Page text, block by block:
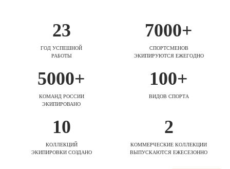
23
ГОД УСПЕШНОЙ
РАБОТЫ
7000+
СПОРТСМЕНОВ
ЭКИПИРУЮТСЯ ЕЖЕГОДНО
5000+
КОМАНД РОССИИ
ЭКИПИРОВАНО
100+
ВИДОВ СПОРТА
10
КОЛЛЕКЦИЙ
ЭКИПИРОВКИ СОЗДАНО
2
КОММЕРЧЕСКИЕ КОЛЛЕКЦИИ
ВЫПУСКАЮТСЯ ЕЖЕСЕЗОННО